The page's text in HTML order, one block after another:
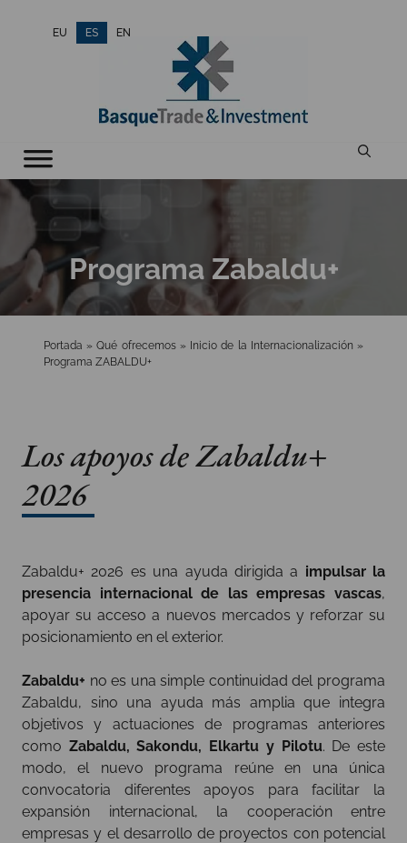
EU ES EN
Programa Zabaldu+
Portada »Qué ofrecemos» Inicio de la Internacionalización »
Programa ZABALDU+
Los apoyos de Zabaldu+
2026
Zabaldu+ 2026 es una ayuda dirigida a impulsar la
presencia internacional de las empresas vascas,
apoyar su acceso a nuevos mercados y reforzar su
posicionamiento en el exterior.
Zabaldu+ no es una simple continuidad del programa
Zabaldu, sino una ayuda más amplia que integra
objetivos y actuaciones de programas anteriores
como Zabaldu, Sakondu, Elkartu y Pilotu. De este
modo, el nuevo programa reúne en una única
convocatoria diferentes apoyos para facilitar la
expansión internacional, la cooperación entre
empresas y el desarrollo de proyectos con potencial